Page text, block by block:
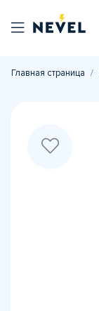
Главная страница